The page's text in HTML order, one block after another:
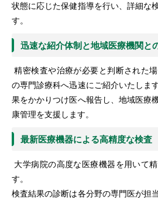
状態に応じた保健指導を行い、詳細な
す。
迅速な紹介体制と地域医療機関と
精密検査や治療が必要と判断された
の専門診療科へ迅速にご紹介いたしま
果をかかりつけ医へ報告し、地域医療
康管理を支援します。
最新医療機器による高精度な検査
大学病院の高度な医療機器を用いて
す。
検査結果の診断は各分野の専門医が担